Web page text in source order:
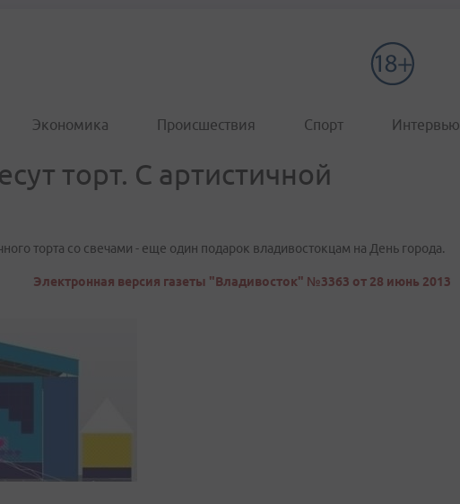
Экономика Происшествия Спорт Интервью
торт. С артистичной
торта со свечами - еще один подарок владивостокцам на День города.
Электронная версия газеты "Владивосток" №3363 от 28 июнь 2013